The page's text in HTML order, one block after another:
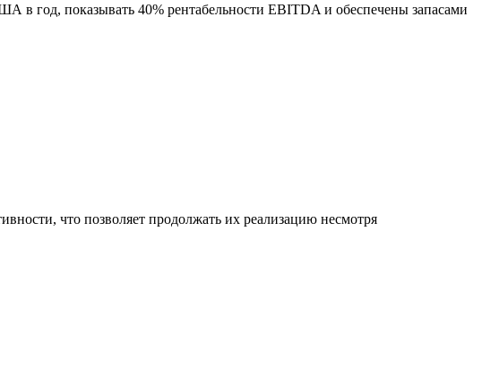
год, показывать 40% рентабельности EBITDA и обеспечены запасами
что позволяет продолжать их реализацию несмотря